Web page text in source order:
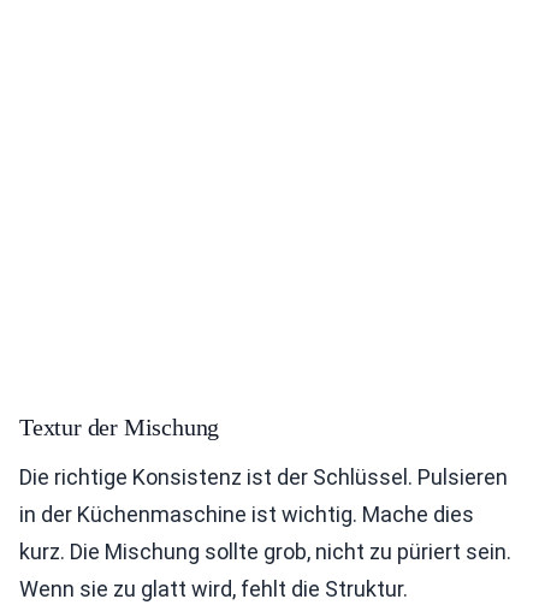
Textur der Mischung
Die richtige Konsistenz ist der Schlüssel. Pulsieren
in der Küchenmaschine ist wichtig. Mache dies
kurz. Die Mischung sollte grob, nicht zu püriert sein.
Wenn sie zu glatt wird, fehlt die Struktur.